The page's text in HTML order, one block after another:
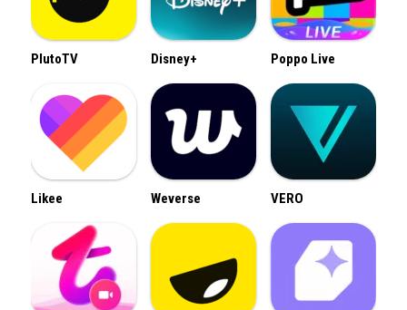
PlutoTV Disney+ Poppo Live
Likee Weverse VERO